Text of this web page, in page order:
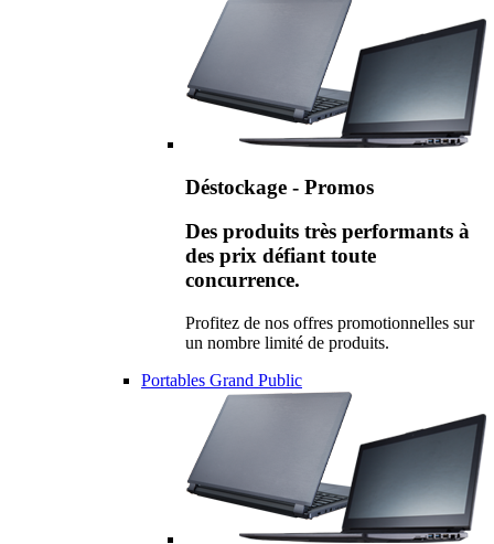
Déstockage - Promos
Des produits très performants à
des prix défiant toute
concurrence.
Profitez de nos offres promotionnelles sur
un nombre limité de produits.
Portables Grand Public